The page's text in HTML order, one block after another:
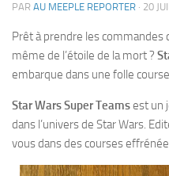
PAR AU MEEPLE REPORTER · 20
Prêt à prendre les commandes
même de l’étoile de la mort ?
embarque dans une folle
Star Wars Super Teamsest un
dans l’univers de Star Wars.
vous dans des courses